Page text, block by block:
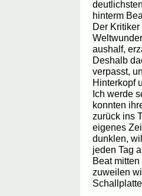
hinterm
Der
aushalf,
Deshalb
verpasst,
Hinterkopf
Ich werde
konnten
zurück ins
eigenes
dunklen,
jeden Tag
Beat
zuweilen